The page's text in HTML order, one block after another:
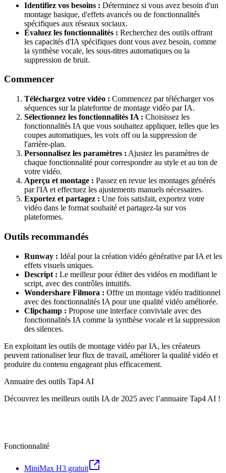
Identifiez vos besoins : Déterminez si vous avez besoin d'un
montage basique, d'effets avancés ou de fonctionnalités
spécifiques aux réseaux sociaux.
Évaluez les fonctionnalités : Recherchez des outils offrant
les capacités d'IA spécifiques dont vous avez besoin, comme
la synthèse vocale, les sous-titres automatiques ou la
suppression de bruit.
Commencer
Téléchargez votre vidéo : Commencez par télécharger vos
séquences sur la plateforme de montage vidéo par IA.
Sélectionnez les fonctionnalités IA : Choisissez les
fonctionnalités IA que vous souhaitez appliquer, telles que les
coupes automatiques, les voix off ou la suppression de
l'arrière-plan.
Personnalisez les paramètres : Ajustez les paramètres de
chaque fonctionnalité pour correspondre au style et au ton de
votre vidéo.
Aperçu et montage : Passez en revue les montages générés
par l'IA et effectuez les ajustements manuels nécessaires.
Exportez et partagez : Une fois satisfait, exportez votre
vidéo dans le format souhaité et partagez-la sur vos
plateformes.
Outils recommandés
Runway : Idéal pour la création vidéo générative par IA et les
effets visuels uniques.
Descript : Le meilleur pour éditer des vidéos en modifiant le
script, avec des contrôles intuitifs.
Wondershare Filmora : Offre un montage vidéo traditionnel
avec des fonctionnalités IA pour une qualité vidéo améliorée.
Clipchamp : Propose une interface conviviale avec des
fonctionnalités IA comme la synthèse vocale et la suppression
des silences.
En exploitant les outils de montage vidéo par IA, les créateurs
peuvent rationaliser leur flux de travail, améliorer la qualité vidéo et
produire du contenu engageant plus efficacement.
Annuaire des outils Tap4 AI
Découvrez les meilleurs outils IA de 2025 avec l’annuaire Tap4 AI !
Fonctionnalité
MiniMax H3 gratuit